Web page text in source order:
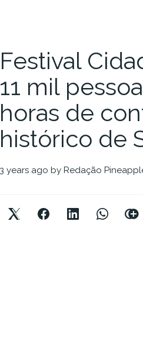
Festival
11 mil
horas de
histórico de
3 years ago by Redação